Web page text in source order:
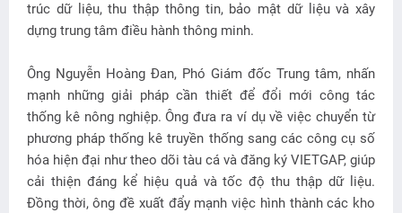
trúc dữ liệu, thu thập thông tin, bảo mật dữ liệu và xây
dựng trung tâm điều hành thông minh.
Ông Nguyễn Hoàng Đan, Phó Giám đốc Trung tâm, nhấn
mạnh những giải pháp cần thiết để đổi mới công tác
thống kê nông nghiệp. Ông đưa ra ví dụ về việc chuyển từ
phương pháp thống kê truyền thống sang các công cụ số
hóa hiện đại như theo dõi tàu cá và đăng ký VIETGAP, giúp
cải thiện đáng kể hiệu quả và tốc độ thu thập dữ liệu.
Đồng thời, ông đề xuất đẩy mạnh việc hình thành các kho